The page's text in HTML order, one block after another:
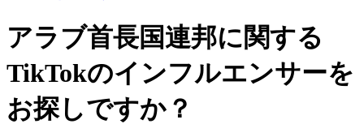
アラブ首長国連邦に関する
TikTokのインフルエンサーを
お探しですか？